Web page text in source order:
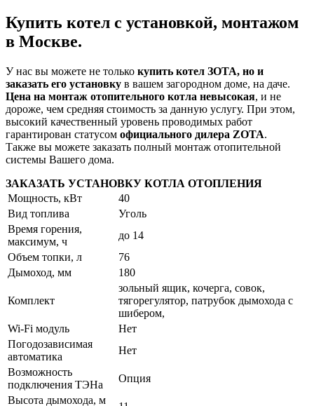
Купить котел с установкой, монтажом
в Москве.
У нас вы можете не только купить котел ЗОТА, но и
заказать его установку в вашем загородном доме, на даче.
Цена на монтаж отопительного котла невысокая, и не
дороже, чем средняя стоимость за данную услугу. При этом,
высокий качественный уровень проводимых работ
гарантирован статусом официального дилера ZOTA.
Также вы можете заказать полный монтаж отопительной
системы Вашего дома.
ЗАКАЗАТЬ УСТАНОВКУ КОТЛА ОТОПЛЕНИЯ
Мощность, кВт
40
Вид топлива
Уголь
Время горения,
максимум, ч
до 14
Объем топки, л
76
Дымоход, мм
180
Комплект
зольный ящик, кочерга, совок,
тягорегулятор, патрубок дымохода с
шибером,
Wi-Fi модуль
Нет
Погодозависимая
автоматика
Нет
Возможность
подключения ТЭНа
Опция
Высота дымохода, м